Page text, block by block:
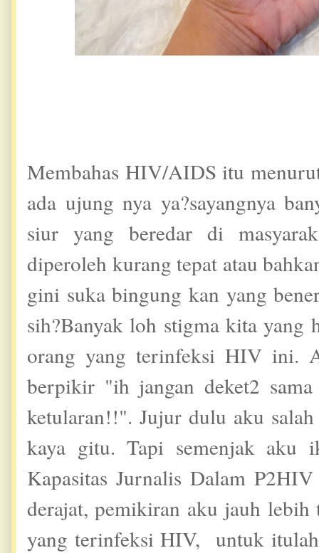
Membahas HIV/AIDS itu
ada ujung nya ya?sayangnya
siur yang beredar di
diperoleh kurang tepat atau
gini suka bingung kan yang
sih?Banyak loh stigma kita yang
orang yang terinfeksi HIV ini.
berpikir "ih jangan deket2
ketularan!!". Jujur dulu aku
kaya gitu. Tapi semenjak aku
Kapasitas Jurnalis Dalam
derajat, pemikiran aku jauh lebih
yang terinfeksi HIV, untuk